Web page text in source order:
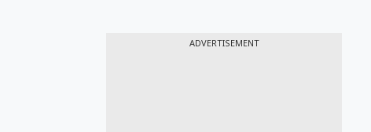
ADVERTISEMENT